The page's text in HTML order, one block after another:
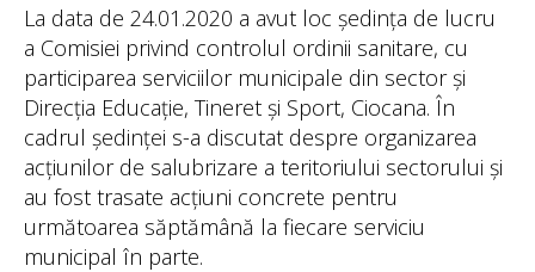
La data de 24.01.2020 a avut loc ședința de lucru
a Comisiei privind controlul ordinii sanitare, cu
participarea serviciilor municipale din sector și
Direcția Educație, Tineret și Sport, Ciocana. În
cadrul ședinței s-a discutat despre organizarea
acțiunilor de salubrizare a teritoriului sectorului și
au fost trasate acțiuni concrete pentru
următoarea săptămână la fiecare serviciu
municipal în parte.